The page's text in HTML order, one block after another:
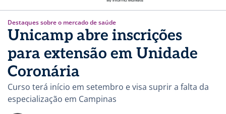
Destaques sobre o mercado de saúde
Unicamp abre inscrições
para extensão em Unidade
Coronária
Curso terá início em setembro e visa suprir a falta da
especialização em Campinas